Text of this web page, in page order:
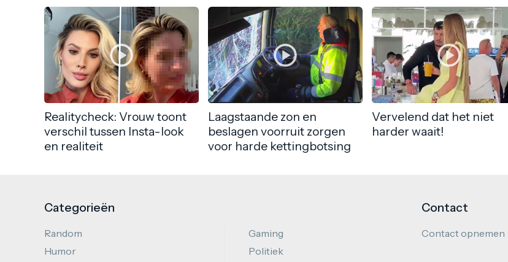
Realitycheck: Vrouw toont
verschil tussen Insta-look
en realiteit
Laagstaande zon en
beslagen voorruit zorgen
voor harde kettingbotsing
Vervelend dat het niet
harder waait!
Categorieën
Random
Humor
Gaming
Politiek
Contact
Contact opnemen